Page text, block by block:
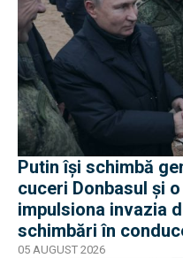
Putin își schimbă
cuceri Donbasul și
impulsiona invazia
schimbări în
05 AUGUST 2026